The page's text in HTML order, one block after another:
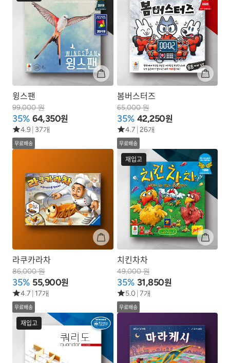
윙스팬
99,000 원
35% 64,350원
4.9 37개
무료배송
봄버스터즈
65,000 원
35% 42,250원
4.7 26개
무료배송
라쿠카라차
86,000 원
35% 55,900원
4.7 17개
무료배송
재입고
치킨차차
49,000 원
35% 31,850원
5.0 7개
무료배송
재입고